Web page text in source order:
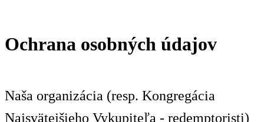
Ochrana osobných údajov
Naša organizácia (resp. Kongregácia
Najsvätejšieho Vykupiteľa - redemptoristi)